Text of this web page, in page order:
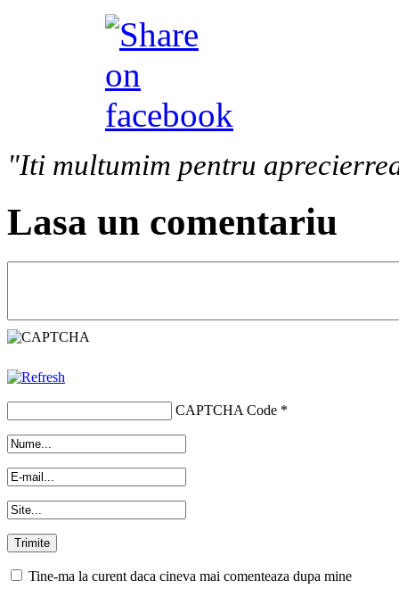
"Iti multumim pentru
Lasa un comentariu
CAPTCHA Code *
Tine-ma la curent daca cineva mai comenteaza dupa mine